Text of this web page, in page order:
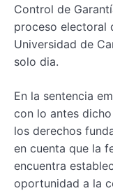
Control de
proceso electoral
Universidad de
solo dia.
En la sentencia
con lo antes
los derechos
en cuenta que la
encuentra
oportunidad a la